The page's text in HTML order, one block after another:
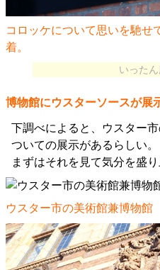
コロッケについて思いを馳せ
着。
いった
博物館にウスターソースが展
下調べによると、ウスター
ついての展示があるらしい。
まずはそれを見て気分を盛り
ウスター市の美術館兼博物館